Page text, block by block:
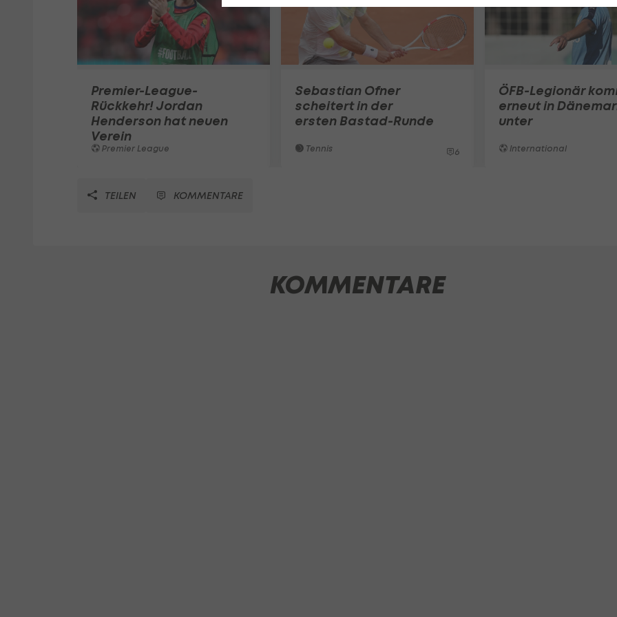
Premier-League-
Rückkehr! Jordan
Henderson hat neuen
Verein
Premier League
Sebastian Ofner
scheitert in der
ersten Bastad-Runde
Tennis 6
ÖFB-Legionär
erneut in
unter
International
TEILEN KOMMENTARE
KOMMENTARE